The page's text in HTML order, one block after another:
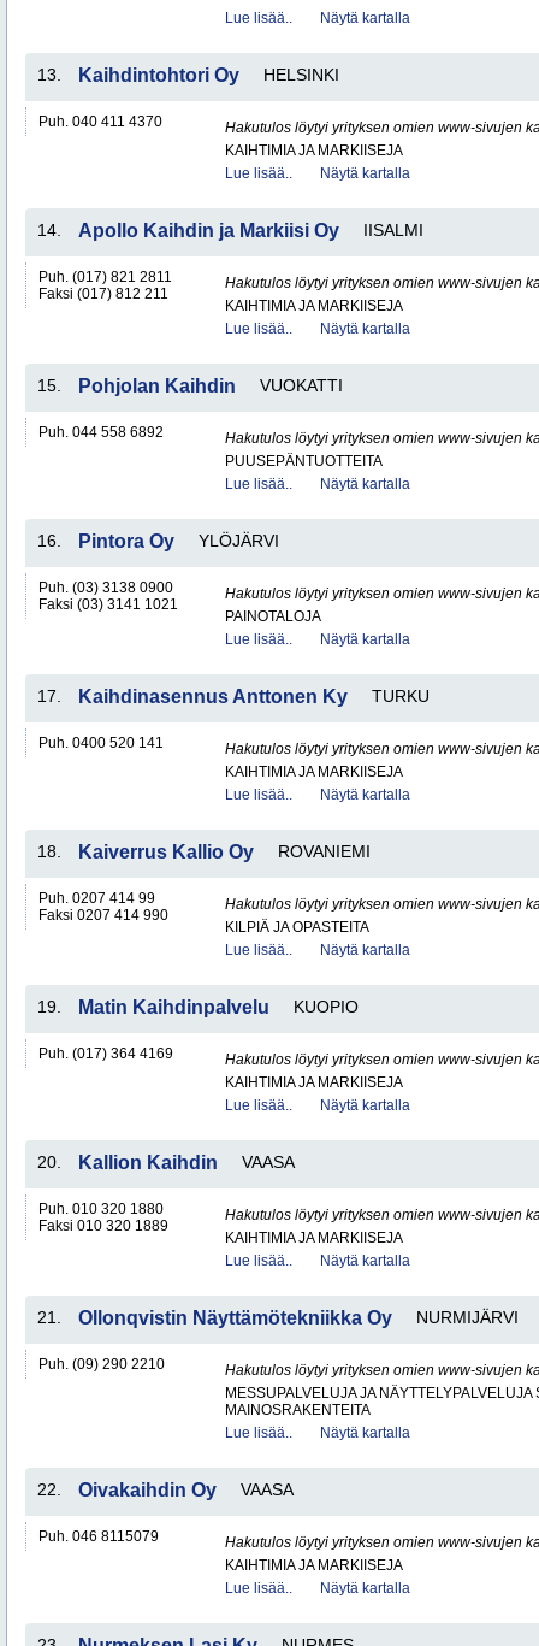
Lue lisää..
Näytä kartalla
13. Kaihdintohtori Oy HELSINKI
Puh. 040 411 4370
Hakutulos löytyi yrityksen omien www-sivujen
KAIHTIMIA JA MARKIISEJA
Lue lisää..
Näytä kartalla
14. Apollo Kaihdin ja Markiisi Oy IISALMI
Puh. (017) 821 2811
Faksi (017) 812 211
Hakutulos löytyi yrityksen omien www-sivujen
KAIHTIMIA JA MARKIISEJA
Lue lisää..
Näytä kartalla
15. Pohjolan Kaihdin VUOKATTI
Puh. 044 558 6892
Hakutulos löytyi yrityksen omien www-sivujen
PUUSEPÄNTUOTTEITA
Lue lisää..
Näytä kartalla
16. Pintora Oy YLÖJÄRVI
Puh. (03) 3138 0900
Faksi (03) 3141 1021
Hakutulos löytyi yrityksen omien www-sivujen
PAINOTALOJA
Lue lisää..
Näytä kartalla
17. Kaihdinasennus Anttonen Ky TURKU
Puh. 0400 520 141
Hakutulos löytyi yrityksen omien www-sivujen
KAIHTIMIA JA MARKIISEJA
Lue lisää..
Näytä kartalla
18. Kaiverrus Kallio Oy ROVANIEMI
Puh. 0207 414 99
Faksi 0207 414 990
Hakutulos löytyi yrityksen omien www-sivujen
KILPIÄ JA OPASTEITA
Lue lisää..
Näytä kartalla
19. Matin Kaihdinpalvelu KUOPIO
Puh. (017) 364 4169
Hakutulos löytyi yrityksen omien www-sivujen
KAIHTIMIA JA MARKIISEJA
Lue lisää..
Näytä kartalla
20. Kallion Kaihdin VAASA
Puh. 010 320 1880
Faksi 010 320 1889
Hakutulos löytyi yrityksen omien www-sivujen
KAIHTIMIA JA MARKIISEJA
Lue lisää..
Näytä kartalla
21. Ollonqvistin Näyttämötekniikka Oy NURMIJÄRVI
Puh. (09) 290 2210
Hakutulos löytyi yrityksen omien www-sivujen
MESSUPALVELUJA JA NÄYTTELYPALVELUJA
MAINOSRAKENTEITA
Lue lisää..
Näytä kartalla
22. Oivakaihdin Oy VAASA
Puh. 046 8115079
Hakutulos löytyi yrityksen omien www-sivujen
KAIHTIMIA JA MARKIISEJA
Lue lisää..
Näytä kartalla